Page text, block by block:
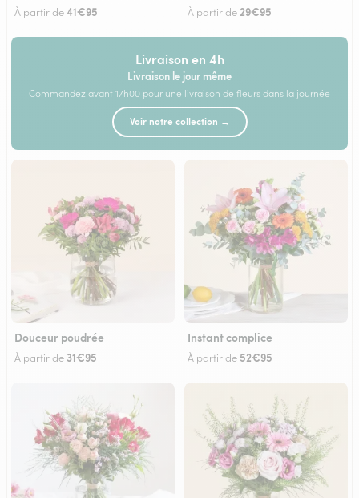
À partir de41€95 À partir de 29€95
Livraison en 4h
Livraison le jour même
Commandez avant 17h00 pour une livraison de fleurs dans la journée
Voir notre collection →
Douceur poudrée
À partir de 31€95
Instant complice
À partir de 52€95